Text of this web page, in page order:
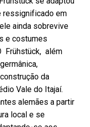
ressignificado em
ainda sobrevive
e costumes
Frühstück, além
da
Vale do Itajaí.
alemães a partir
local e se